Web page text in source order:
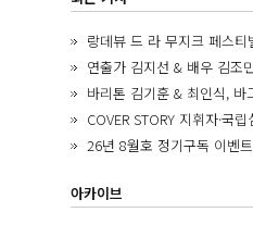
26년 8월호 정기구독 이벤트
아카이브